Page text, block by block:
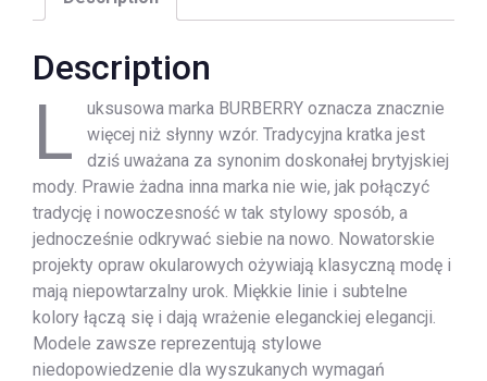
Description
L
uksusowa marka BURBERRY oznacza znacznie
więcej niż słynny wzór. Tradycyjna kratka jest
dziś uważana za synonim doskonałej brytyjskiej
mody. Prawie żadna inna marka nie wie, jak połączyć
tradycję i nowoczesność w tak stylowy sposób, a
jednocześnie odkrywać siebie na nowo. Nowatorskie
projekty opraw okularowych ożywiają klasyczną modę i
mają niepowtarzalny urok. Miękkie linie i subtelne
kolory łączą się i dają wrażenie eleganckiej elegancji.
Modele zawsze reprezentują stylowe
niedopowiedzenie dla wyszukanych wymagań